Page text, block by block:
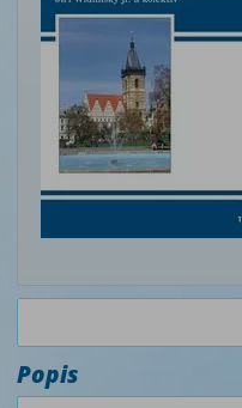
Popis